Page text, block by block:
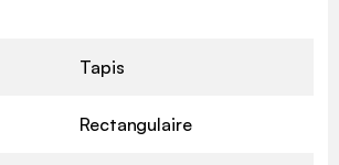
Tapis
Rectangulaire